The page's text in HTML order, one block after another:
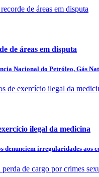
de áreas em disputa
Nacional do Petróleo, Gás
ilegal da medicina
irregularidades aos